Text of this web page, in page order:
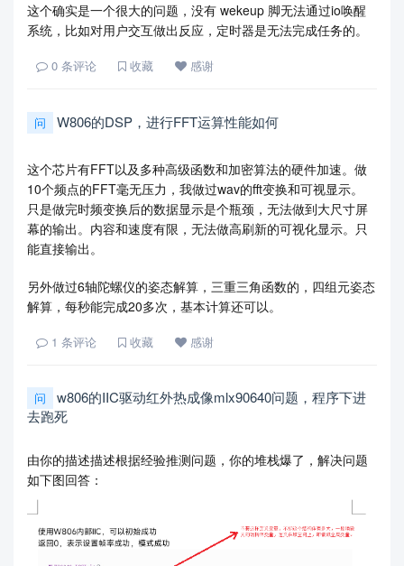
这个确实是一个很大的问题，没有 wekeup 脚无法通过io唤醒
系统，比如对用户交互做出反应，定时器是无法完成任务的。
0 条评论 收藏 感谢
问 W806的DSP，进行FFT运算性能如何
这个芯片有FFT以及多种高级函数和加密算法的硬件加速。做
10个频点的FFT毫无压力，我做过wav的fft变换和可视显示。
只是做完时频变换后的数据显示是个瓶颈，无法做到大尺寸屏
幕的输出。内容和速度有限，无法做高刷新的可视化显示。只
能直接输出。
另外做过6轴陀螺仪的姿态解算，三重三角函数的，四组元姿态
解算，每秒能完成20多次，基本计算还可以。
1 条评论 收藏 感谢
问
w806的IIC驱动红外热成像mlx90640问题，程序下进
去跑死
由你的描述描述根据经验推测问题，你的堆栈爆了，解决问题
如下图回答：